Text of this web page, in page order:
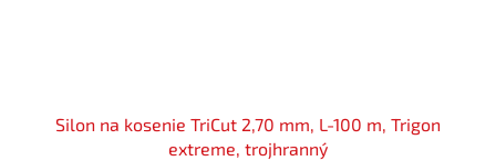
Silon na kosenie TriCut 2,70 mm, L-100 m, Trigon
extreme, trojhranný